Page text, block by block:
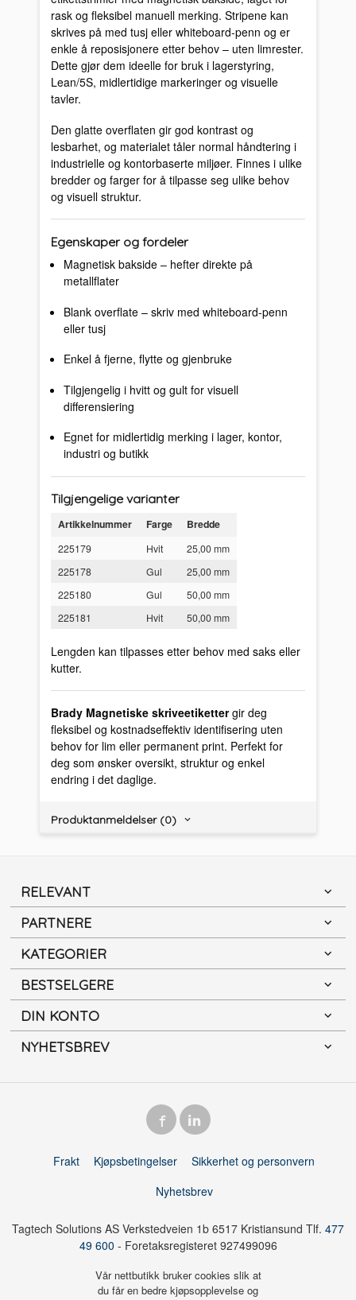
rask og fleksibel manuell merking. Stripene kan
skrives på med tusj eller whiteboard-penn og er
enkle å reposisjonere etter behov – uten limrester.
Dette gjør dem ideelle for bruk i lagerstyring,
Lean/5S, midlertidige markeringer og visuelle
tavler.
Den glatte overflaten gir god kontrast og
lesbarhet, og materialet tåler normal håndtering i
industrielle og kontorbaserte miljøer. Finnes i ulike
bredder og farger for å tilpasse seg ulike behov
og visuell struktur.
Egenskaper og fordeler
Magnetisk bakside – hefter direkte på
metallflater
Blank overflate – skriv med whiteboard-penn
eller tusj
Enkel å fjerne, flytte og gjenbruke
Tilgjengelig i hvitt og gult for visuell
differensiering
Egnet for midlertidig merking i lager, kontor,
industri og butikk
Tilgjengelige varianter
Artikkelnummer Farge Bredde
225179 Hvit
25,00 mm
225178
Gul
25,00 mm
225180
Gul
50,00 mm
225181
Hvit 50,00 mm
Lengden kan tilpasses etter behov med saks eller
kutter.
Brady Magnetiske skriveetikettergir deg
fleksibel og kostnadseffektiv identifisering uten
behov for lim eller permanent print. Perfekt for
deg som ønsker oversikt, struktur og enkel
endring i det daglige.
Produktanmeldelser (0)
RELEVANT
PARTNERE
KATEGORIER
BESTSELGERE
DIN KONTO
NYHETSBREV
Frakt Kjøpsbetingelser
Sikkerhet og personvern
Nyhetsbrev
Tagtech Solutions AS Verkstedveien 1b 6517 Kristiansund Tlf. 477
49 600 - Foretaksregisteret 927499096
Vår nettbutikk bruker cookies slik at
du får en bedre kjøpsopplevelse og